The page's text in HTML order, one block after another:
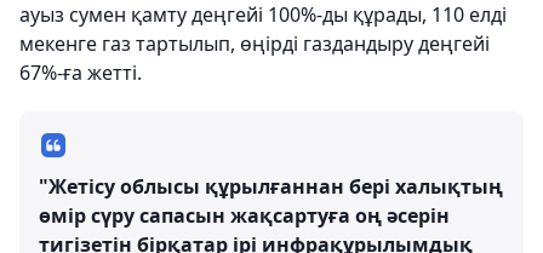
ауыз сумен қамту деңгейі 100%-ды құрады, 110 елді
мекенге газ тартылып, өңірді газдандыру деңгейі
67%-ға жетті.
"Жетісу облысы құрылғаннан бері халықтың
өмір сүру сапасын жақсартуға оң әсерін
тигізетін бірқатар ірі инфрақұрылымдық